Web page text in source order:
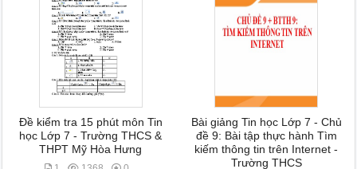
Đề kiểm tra 15 phút môn Tin
học Lớp 7 - Trường THCS &
THPT Mỹ Hòa Hưng
Bài giảng Tin học Lớp 7 - Chủ
đề 9: Bài tập thực hành Tìm
kiếm thông tin trên Internet -
Trường THCS